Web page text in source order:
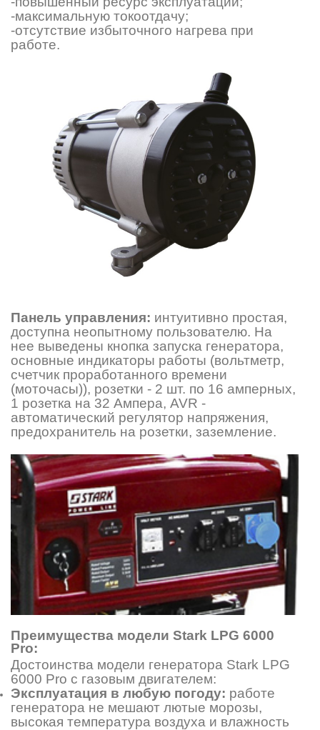
-максимальную токоотдачу;
-отсутствие избыточного нагрева при
работе.
Панель управления: интуитивно простая,
доступна неопытному пользователю. На
нее выведены кнопка запуска генератора,
основные индикаторы работы (вольтметр,
счетчик проработанного времени
(моточасы)), розетки - 2 шт. по 16 амперных,
1 розетка на 32 Ампера, AVR -
автоматический регулятор напряжения,
предохранитель на розетки, заземление.
Преимущества модели Stark LPG 6000
Pro:
Достоинства модели генератора Stark LPG
6000 Pro с газовым двигателем:
Эксплуатация в любую погоду: работе
генератора не мешают лютые морозы,
высокая температура воздуха и влажность